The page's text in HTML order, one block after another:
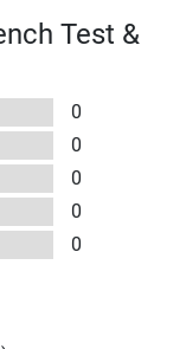
Test &
0
0
0
0
0